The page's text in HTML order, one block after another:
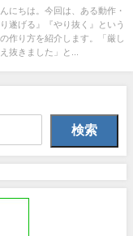
にちは。今回は、ある動作・
遂げる』『やり抜く』という
作り方を紹介します。「厳し
抜きました」と...
検索